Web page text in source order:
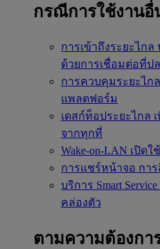
กรณีการใช้งานอื่
การเข้าถึงระยะไกล
ด้วยการเชื่อมต่อที่ป
การควบคุมระยะไกล
แพลตฟอร์ม
เดสก์ท็อประยะไกล
จากทุกที่
Wake-on-LAN เปิดใ
การแชร์หน้าจอ กา
บริการ Smart Service
คล่องตัว
ตามความต้องกา